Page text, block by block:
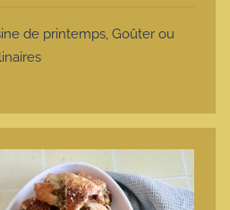
de printemps, Goûter ou